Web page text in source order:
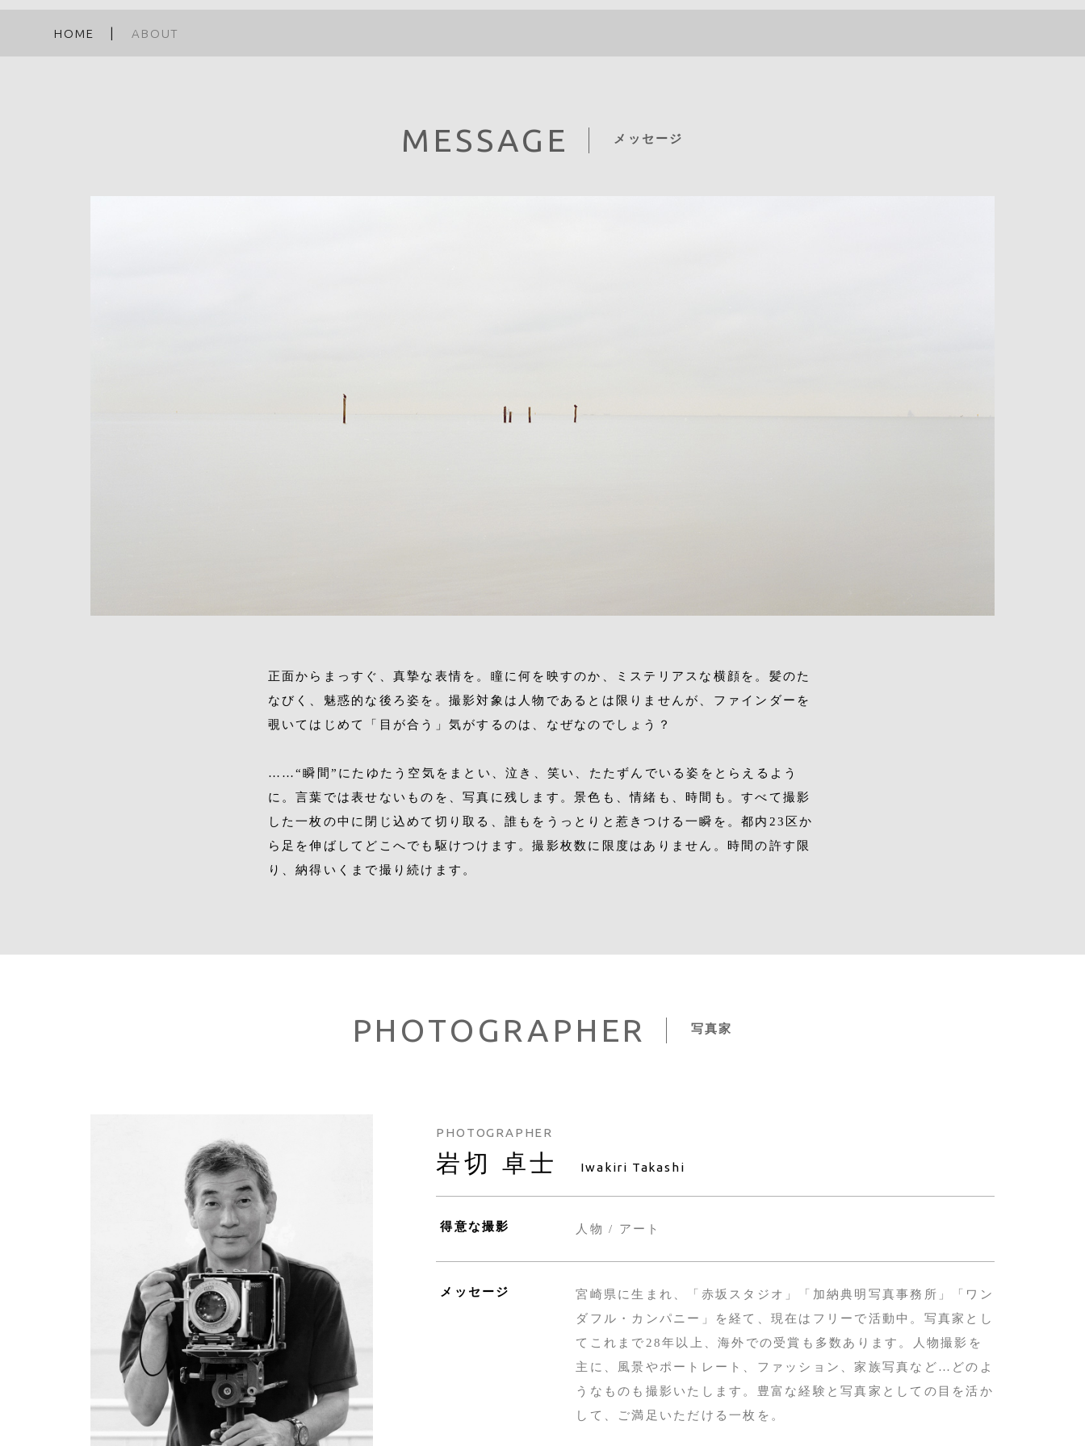
HOME ABOUT
MESSAGE メッセージ
正面からまっすぐ、真摯な表情を。瞳に何を映すのか、ミステリアスな横顔を。 髪のた
なびく、魅惑的な後ろ姿を。撮影対象は人物であるとは限りませんが、ファインダーを
覗いてはじめて「目が合う」気がするのは、なぜなのでしょう？
……“瞬間”にたゆたう空気をまとい、泣き、笑い、たたずんでいる姿をとらえるよう
に。言葉では表せないものを、写真に残します。景色も、情緒も、時間も。すべて撮影
した一枚の中に閉じ込めて切り取る、誰もをうっとりと惹きつける一瞬を。都内23区か
ら足を伸ばしてどこへでも駆けつけます。撮影枚数に限度はありません。時間の許す限
り、納得いくまで撮り続けます。
PHOTOGRAPHER 写真家
PHOTOGRAPHER
岩切 卓士 Iwakiri Takashi
得意な撮影 人物 / アート
メッセージ
宮崎県に生まれ、「赤坂スタジオ」「加納典明写真事務所」「ワン
ダフル・カンパニー」を経て、現在はフリーで活動中。写真家とし
てこれまで28年以上、海外での受賞も多数あります。人物撮影を
主に、風景やポートレート、ファッション、家族写真など…どのよ
うなものも撮影いたします。豊富な経験と写真家としての目を活か
して、ご満足いただける一枚を。